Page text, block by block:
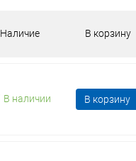
Наличие В корзину
В наличии В корзину